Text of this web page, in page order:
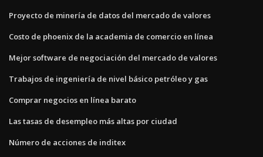
Proyecto de minería de datos del mercado de valores
Costo de phoenix de la academia de comercio en línea
Mejor software de negociación del mercado de valores
Trabajos de ingeniería de nivel básico petróleo y gas
Comprar negocios en línea barato
Las tasas de desempleo más altas por ciudad
Número de acciones de inditex